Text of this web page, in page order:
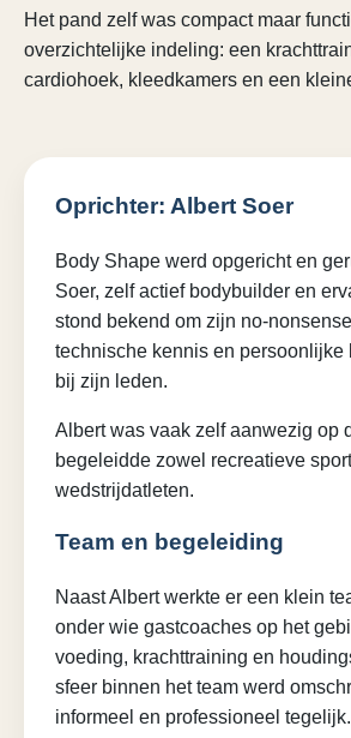
Het pand zelf was compact maar
overzichtelijke indeling: een
cardiohoek, kleedkamers en een
Oprichter: Albert Soer
Body Shape werd opgericht en
Soer, zelf actief bodybuilder en
stond bekend om zijn no-
technische kennis en persoonlijke
bij zijn leden.
Albert was vaak zelf aanwezig op
begeleidde zowel recreatieve
wedstrijdatleten.
Team en begeleiding
Naast Albert werkte er een klein
onder wie gastcoaches op het
voeding, krachttraining en
sfeer binnen het team werd
informeel en professioneel tegelijk.